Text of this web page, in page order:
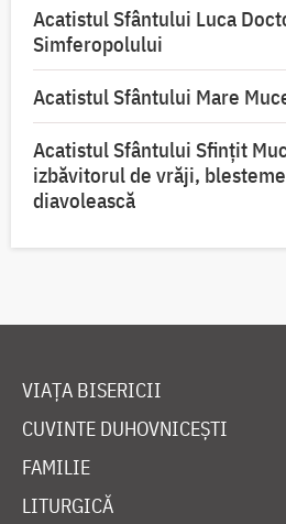
Acatistul Sfântului Luca
Simferopolului
Acatistul Sfântului Mare
Acatistul Sfântului Sfințit
izbăvitorul de vrăji,
diavolească
VIAȚA BISERICII
CUVINTE DUHOVNICEȘTI
FAMILIE
LITURGICĂ